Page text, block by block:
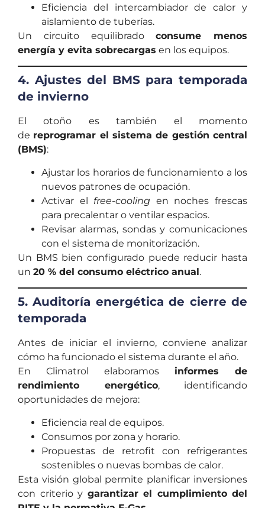
Eficiencia del intercambiador de calor y
aislamiento de tuberías.
Un circuito equilibradoconsume menos
energía y evita sobrecargas en los equipos.
4. Ajustes del BMS para temporada
de invierno
El otoño es también el momento
de reprogramar el sistema de gestión central
(BMS):
Ajustar los horarios de funcionamiento a los
nuevos patrones de ocupación.
Activar el free-cooling en noches frescas
para precalentar o ventilar espacios.
Revisar alarmas, sondas y comunicaciones
con el sistema de monitorización.
Un BMS bien configurado puede reducir hasta
un 20 % del consumo eléctrico anual.
5. Auditoría energética de cierre de
temporada
Antes de iniciar el invierno, conviene analizar
cómo ha funcionado el sistema durante el año.
En Climatrol elaboramos informes de
rendimiento energético, identificando
oportunidades de mejora:
Eficiencia real de equipos.
Consumos por zona y horario.
Propuestas de retrofit con refrigerantes
sostenibles o nuevas bombas de calor.
Esta visión global permite planificar inversiones
con criterio y garantizar el cumplimiento del